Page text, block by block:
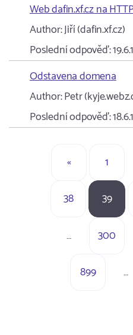
Web dafin.xf.cz na
Author:Jiří (dafin.xf.cz)
Poslední odpověď:
Odstavena domena
Author:Petr
Poslední odpověď:
« 1
38 39
… 300
899 …